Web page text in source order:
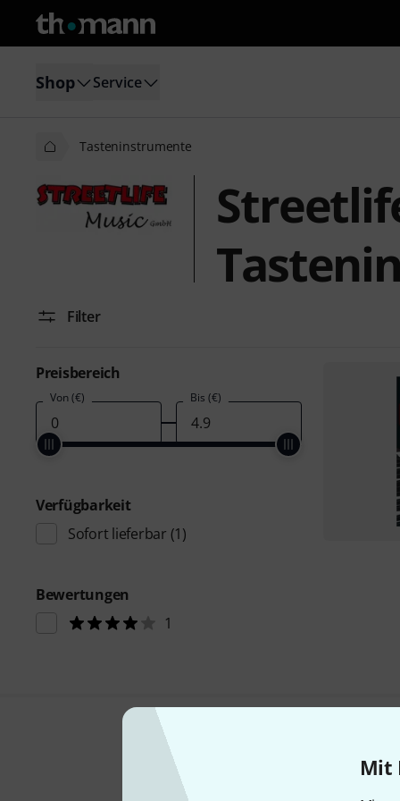
Mit
Shop Service
Tasteninstrumente
Filter
Preisbereich
Von (€) Bis (€)
Verfügbarkeit
Sofort lieferbar (1)
Bewertungen
1